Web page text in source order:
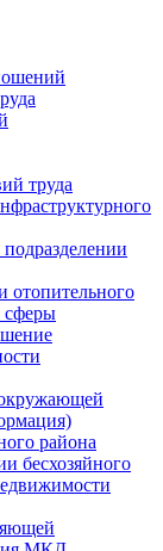
труда
отопительного
сферы
района
бесхозяйного